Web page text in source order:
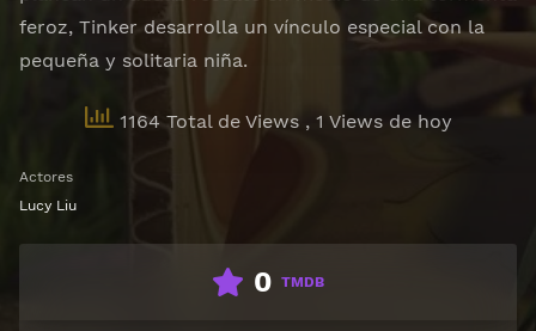
feroz, Tinker desarrolla un vínculo especial con la
pequeña y solitaria niña.
1164 Total de Views , 1 Views de hoy
Actores
Lucy Liu
0 TMDB